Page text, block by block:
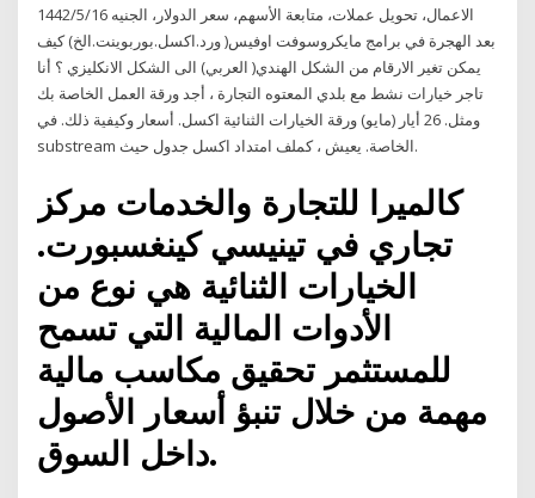
الاعمال، تحويل عملات، متابعة الأسهم، سعر الدولار، الجنيه 16‏‏/5‏‏/1442
بعد الهجرة في برامج مايكروسوفت اوفيس( ورد.اكسل.بوربوينت.الخ) كيف
يمكن تغير الارقام من الشكل الهندي( العربي) الى الشكل الانكليزي ؟ أنا
تاجر خيارات نشط مع بلدي المعتوه التجارة ، أجد ورقة العمل الخاصة بك
ومثل. 26 أيار (مايو) ورقة الخيارات الثنائية اكسل. أسعار وكيفية ذلك. في
substream الخاصة. يعيش ، كملف امتداد اكسل جدول حيث.
كالميرا للتجارة والخدمات مركز
تجاري في تينيسي كينغسبورت.
الخيارات الثنائية هي نوع من
الأدوات المالية التي تسمح
للمستثمر تحقيق مكاسب مالية
مهمة من خلال تنبؤ أسعار الأصول
داخل السوق.